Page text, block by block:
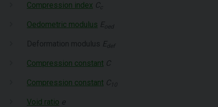
Compression index C
Oedometric modulus E oed
Deformation modulus E def
Compression constant C
Compression constant C 10
Void ratio e